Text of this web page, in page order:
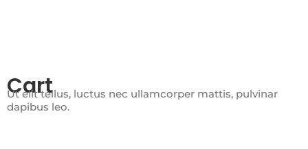
Cart
Ut elit tellus, luctus nec ullamcorper mattis, pulvinar
dapibus leo.